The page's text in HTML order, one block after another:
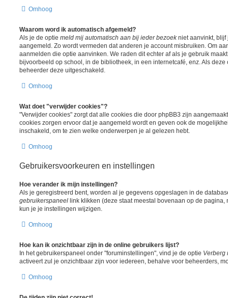
Omhoog
Waarom word ik automatisch afgemeld?
Als je de optie meld mij automatisch aan bij ieder bezoekniet aanvinkt, blijf
aangemeld. Zo wordt vermeden dat anderen je account misbruiken. Om
aanmelden die optie aanvinken. We raden dit echter af als je gebruik
bijvoorbeeld op school, in de bibliotheek, in een internetcafé, enz. Als
beheerder deze uitgeschakeld.
Omhoog
Wat doet "verwijder cookies"?
"Verwijder cookies" zorgt dat alle cookies die door phpBB3 zijn
cookies zorgen ervoor dat je aangemeld wordt en geven ook de
inschakeld, om te zien welke onderwerpen je al gelezen hebt.
Omhoog
Gebruikersvoorkeuren en instellingen
Hoe verander ik mijn instellingen?
Als je geregistreerd bent, worden al je gegevens opgeslagen in de
gebruikerspaneel link klikken (deze staat meestal bovenaan op de
kun je je instellingen wijzigen.
Omhoog
Hoe kan ik onzichtbaar zijn in de online gebruikers lijst?
In het gebruikerspaneel onder "foruminstellingen", vind je de optie Verberg
activeert zul je onzichtbaar zijn voor iedereen, behalve voor beheerders,
Omhoog